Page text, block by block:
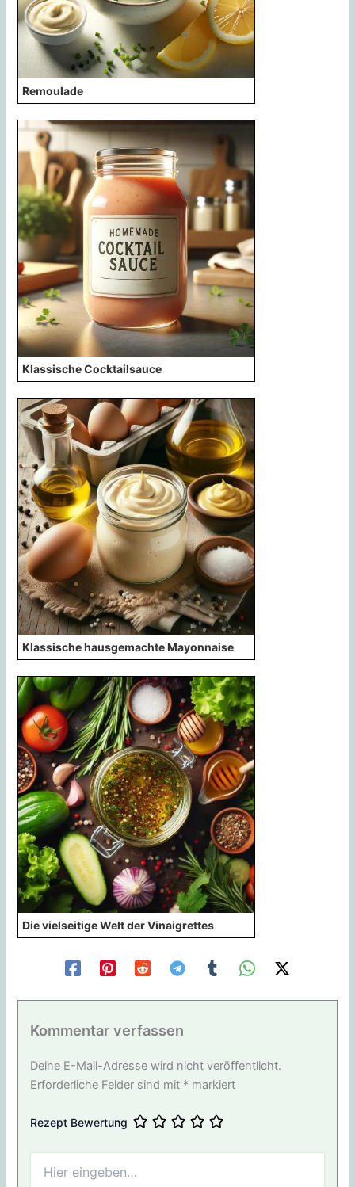
Remoulade
Klassische Cocktailsauce
Klassische hausgemachte Mayonnaise
Die vielseitige Welt der Vinaigrettes
Kommentar verfassen
Deine E-Mail-Adresse wird nicht veröffentlicht.
Erforderliche Felder sind mit * markiert
Rezept Bewertung
eingeben…